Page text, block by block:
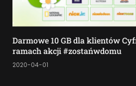
Darmowe 10 GB dla klientów
ramach akcji #zostańwdomu
2020-04-01